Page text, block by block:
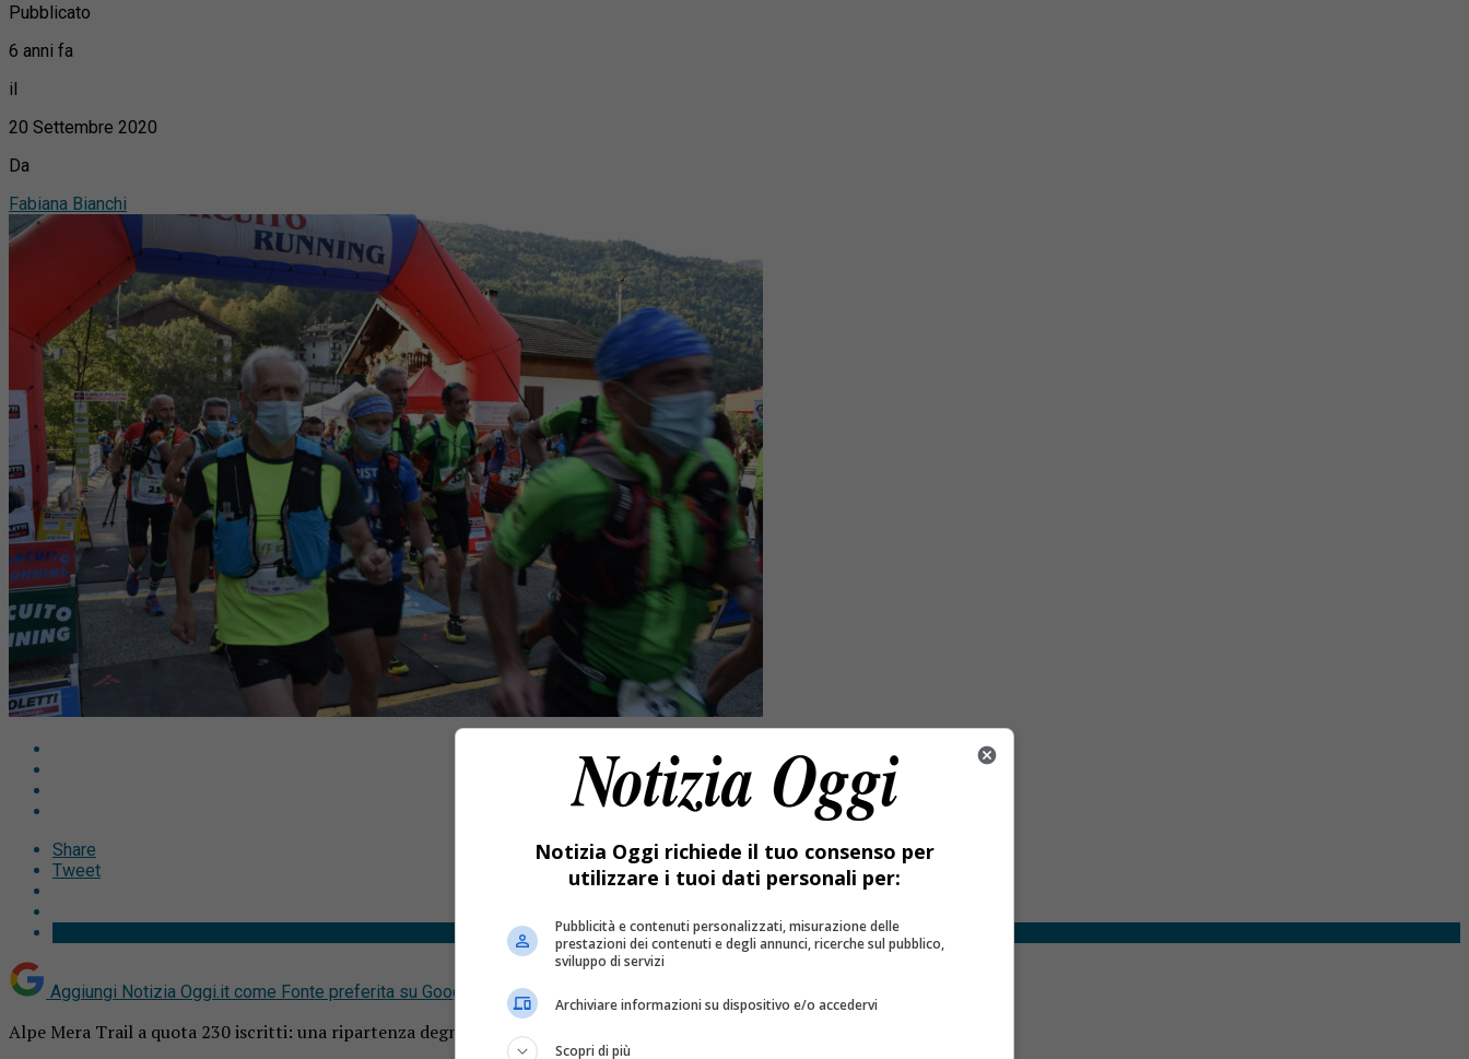
Pubblicato
6 anni fa
il
20 Settembre 2020
Da
Fabiana Bianchi
Share
Tweet
Aggiungi Notizia Oggi.it come Fonte preferita su Google
Alpe Mera Trail a quota 230 iscritti: una ripartenza degna di nota per le competizioni podistiche in Valsesia.
Notizia Oggi richiede il tuo consenso per
utilizzare i tuoi dati personali per:
Pubblicità e contenuti personalizzati, misurazione delle
prestazioni dei contenuti e degli annunci, ricerche sul pubblico,
sviluppo di servizi
Archiviare informazioni su dispositivo e/o accedervi
Scopri di più